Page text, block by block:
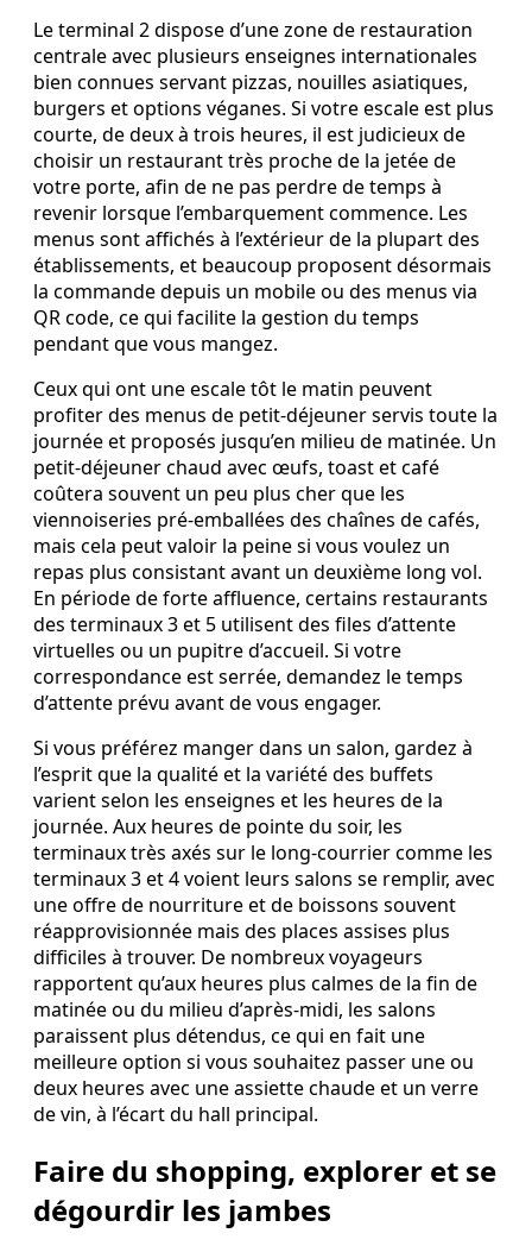
Le terminal 2 dispose d’une zone de restauration
centrale avec plusieurs enseignes internationales
bien connues servant pizzas, nouilles asiatiques,
burgers et options véganes. Si votre escale est plus
courte, de deux à trois heures, il est judicieux de
choisir un restaurant très proche de la jetée de
votre porte, afin de ne pas perdre de temps à
revenir lorsque l’embarquement commence. Les
menus sont affichés à l’extérieur de la plupart des
établissements, et beaucoup proposent désormais
la commande depuis un mobile ou des menus via
QR code, ce qui facilite la gestion du temps
pendant que vous mangez.
Ceux qui ont une escale tôt le matin peuvent
profiter des menus de petit‑déjeuner servis toute la
journée et proposés jusqu’en milieu de matinée. Un
petit‑déjeuner chaud avec œufs, toast et café
coûtera souvent un peu plus cher que les
viennoiseries pré‑emballées des chaînes de cafés,
mais cela peut valoir la peine si vous voulez un
repas plus consistant avant un deuxième long vol.
En période de forte affluence, certains restaurants
des terminaux 3 et 5 utilisent des files d’attente
virtuelles ou un pupitre d’accueil. Si votre
correspondance est serrée, demandez le temps
d’attente prévu avant de vous engager.
Si vous préférez manger dans un salon, gardez à
l’esprit que la qualité et la variété des buffets
varient selon les enseignes et les heures de la
journée. Aux heures de pointe du soir, les
terminaux très axés sur le long‑courrier comme les
terminaux 3 et 4 voient leurs salons se remplir, avec
une offre de nourriture et de boissons souvent
réapprovisionnée mais des places assises plus
difficiles à trouver. De nombreux voyageurs
rapportent qu’aux heures plus calmes de la fin de
matinée ou du milieu d’après‑midi, les salons
paraissent plus détendus, ce qui en fait une
meilleure option si vous souhaitez passer une ou
deux heures avec une assiette chaude et un verre
de vin, à l’écart du hall principal.
Faire du shopping, explorer et se
dégourdir les jambes